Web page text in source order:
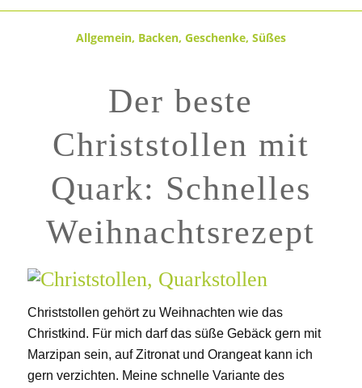
Allgemein, Backen, Geschenke, Süßes
Der beste
Christstollen mit
Quark: Schnelles
Weihnachtsrezept
Christstollen gehört zu Weihnachten wie das
Christkind. Für mich darf das süße Gebäck gern mit
Marzipan sein, auf Zitronat und Orangeat kann ich
gern verzichten. Meine schnelle Variante des